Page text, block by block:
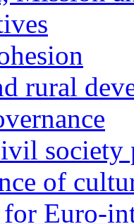
rural
society
of
Euro-